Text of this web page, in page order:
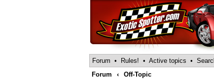
Forum • Rules! • Active topics •
Forum
‹ Off-Topic